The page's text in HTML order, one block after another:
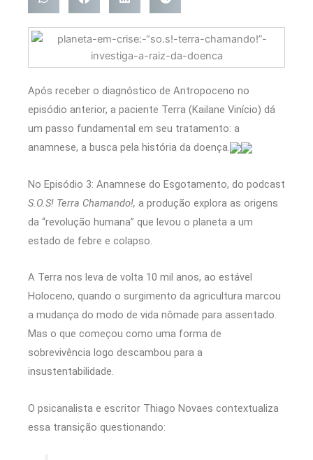
Após receber o diagnóstico de Antropoceno no
episódio anterior, a paciente Terra (Kailane Vinício) dá
um passo fundamental em seu tratamento: a
anamnese, a busca pela história da doença.
No Episódio 3: Anamnese do Esgotamento, do podcast
S.O.S! Terra Chamando!, a produção explora as origens
da “revolução humana” que levou o planeta a um
estado de febre e colapso.
A Terra nos leva de volta 10 mil anos, ao estável
Holoceno, quando o surgimento da agricultura marcou
a mudança do modo de vida nômade para assentado.
Mas o que começou como uma forma de
sobrevivência logo descambou para a
insustentabilidade.
O psicanalista e escritor Thiago Novaes contextualiza
essa transição questionando: